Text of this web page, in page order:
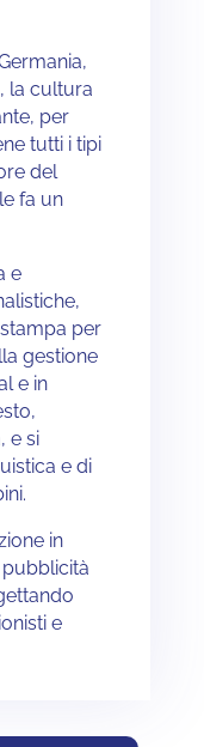
la cultura
per
tutti i tipi
del
fa un
e
stampa per
gestione
e in
e si
e di
in
e